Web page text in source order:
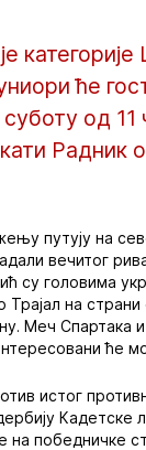
ће
од
Радник
путују на
вечитог
су головима
на
Меч Спартака
ће
истог
Кадетске
победничке